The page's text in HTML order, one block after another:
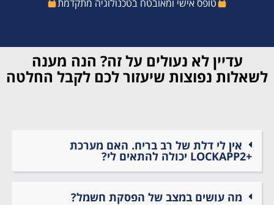
טופס אישי ומאובטח בטכנולוגיה מתקדמת
עדיין לא נעולים על זה? הנה מענה
לשאלות נפוצות שיעזור לכם לקבל החלטה
אין לי דלת של רב בריח. האם מערכת
+LOCKAPP2 יכולה להתאים לי?
מה עושים במצב של הפסקת חשמל?